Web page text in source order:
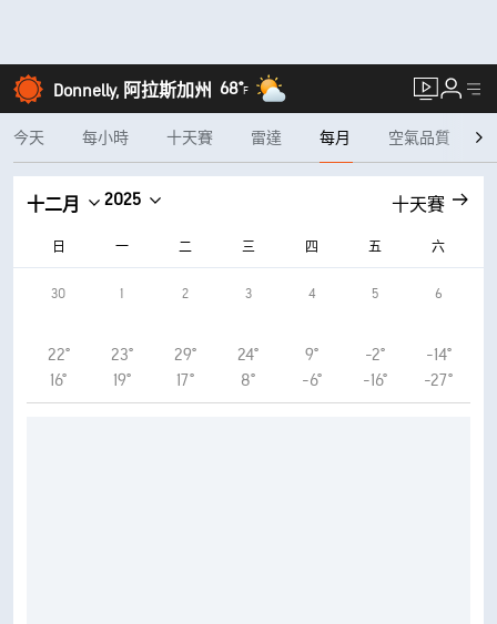
Donnelly, 阿拉斯加州 68°F
今天 每小時 十天賽 雷達 每月 空氣品質
十二月 2025 十天賽
日 一 二 三 四 五 六
30
22°
16°
1
23°
19°
2
29°
17°
3
24°
8°
4
9°
-6°
5
-2°
-16°
6
-14°
-27°